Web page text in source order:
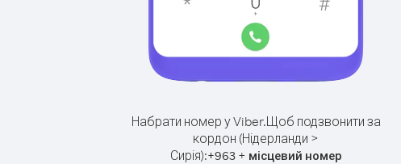
Набрати номер у Viber.Щоб подзвонити за
кордон (Нідерланди >
Сирія):+963+ місцевий номер